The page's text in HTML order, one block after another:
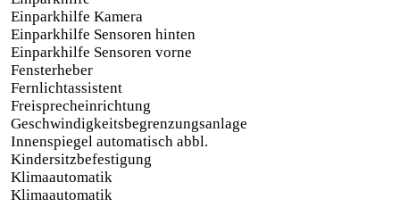
Einparkhilfe Kamera
Einparkhilfe Sensoren hinten
Einparkhilfe Sensoren vorne
Fensterheber
Fernlichtassistent
Freisprecheinrichtung
Geschwindigkeitsbegrenzungsanlage
Innenspiegel automatisch abbl.
Kindersitzbefestigung
Klimaautomatik
Klimaautomatik